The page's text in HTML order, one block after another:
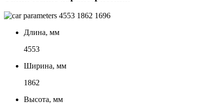
4553 1862 1696
Длина, мм
4553
Ширина, мм
1862
Высота, мм